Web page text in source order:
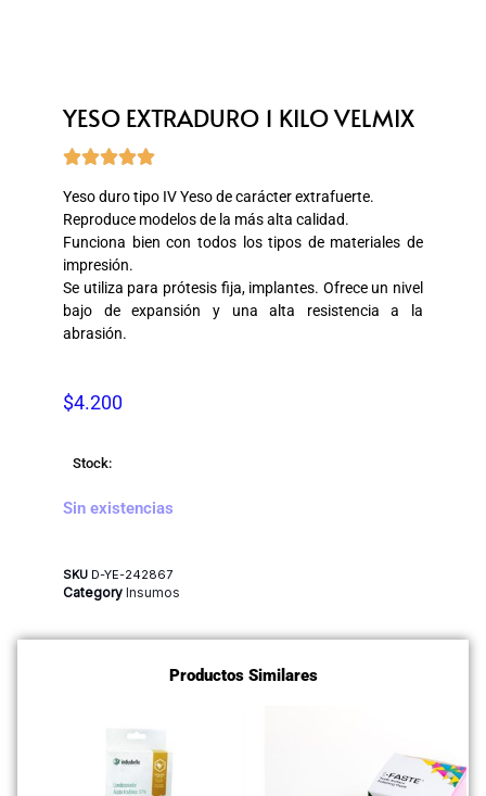
YESO EXTRADURO 1 KILO VELMIX

Yeso duro tipo IV Yeso de carácter extrafuerte.
Reproduce modelos de la más alta calidad.
Funciona bien con todos los tipos de materiales de
impresión.
Se utiliza para prótesis fija, implantes. Ofrece un nivel
bajo de expansión y una alta resistencia a la
abrasión.
$4.200
Stock:
Sin existencias
SKU D-YE-242867
Category Insumos
Productos Similares